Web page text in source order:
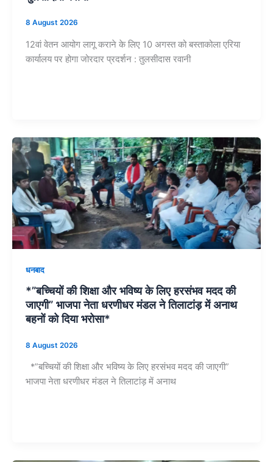
8 August 2026
12वां वेतन आयोग लागू कराने के लिए 10 अगस्त को बस्ताकोला एरिया
कार्यालय पर होगा जोरदार प्रदर्शन : तुलसीदास रवानी
धनबाद
*”बच्चियों की शिक्षा और भविष्य के लिए हरसंभव मदद की
जाएगी” भाजपा नेता धरणीधर मंडल ने तिलाटांड़ में अनाथ
बहनों को दिया भरोसा*
8 August 2026
*”बच्चियों की शिक्षा और भविष्य के लिए हरसंभव मदद की जाएगी”
भाजपा नेता धरणीधर मंडल ने तिलाटांड़ में अनाथ